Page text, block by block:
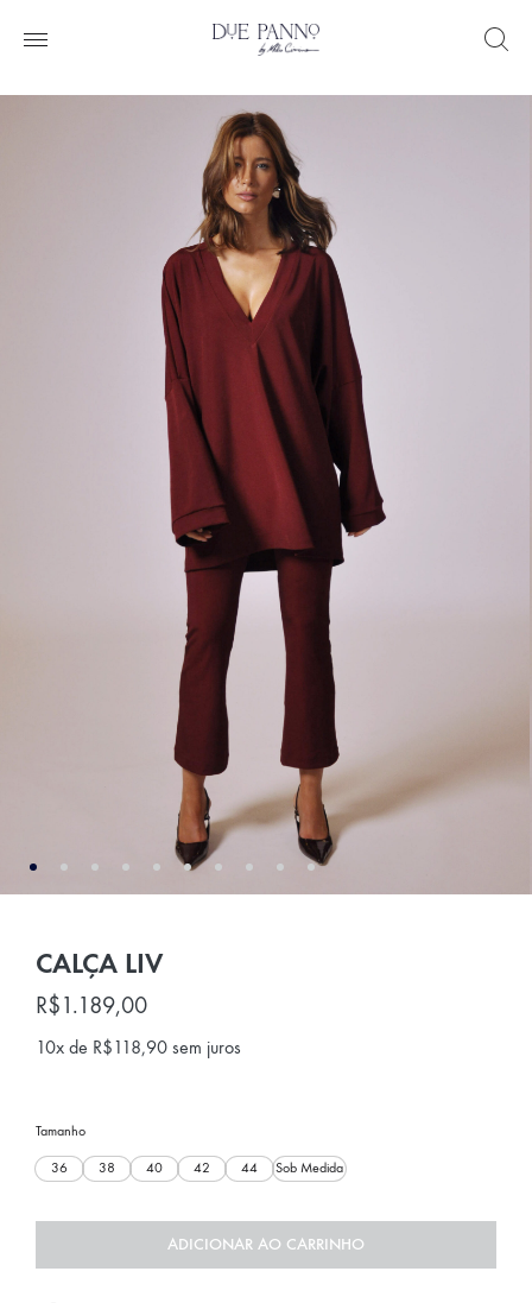
CALÇA LIV
R$1.189,00
10x de R$118,90 sem juros
Tamanho
36 38 40 42 44 Sob Medida
ADICIONAR AO CARRINHO